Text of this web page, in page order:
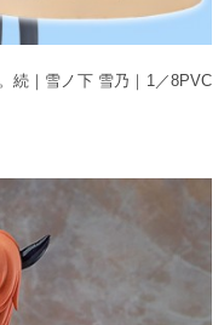
続｜雪ノ下 雪乃｜1／8PVC